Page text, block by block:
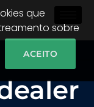
que
sobre
ACEITO